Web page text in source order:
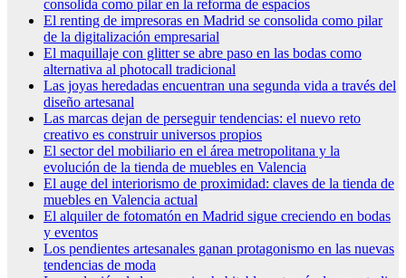
consolida como pilar en la reforma de espacios
El renting de impresoras en Madrid se consolida como pilar
de la digitalización empresarial
El maquillaje con glitter se abre paso en las bodas como
alternativa al photocall tradicional
Las joyas heredadas encuentran una segunda vida a través del
diseño artesanal
Las marcas dejan de perseguir tendencias: el nuevo reto
creativo es construir universos propios
El sector del mobiliario en el área metropolitana y la
evolución de la tienda de muebles en Valencia
El auge del interiorismo de proximidad: claves de la tienda de
muebles en Valencia actual
El alquiler de fotomatón en Madrid sigue creciendo en bodas
y eventos
Los pendientes artesanales ganan protagonismo en las nuevas
tendencias de moda